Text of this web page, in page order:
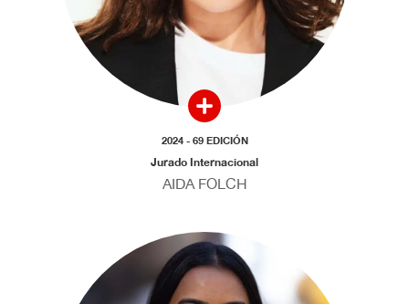
2024 - 69 EDICIÓN
Jurado Internacional
AIDA FOLCH